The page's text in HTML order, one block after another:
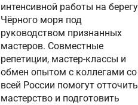
интенсивной работы на берегу
Чёрного моря под
руководством признанных
мастеров. Совместные
репетиции, мастер-классы и
обмен опытом с коллегами со
всей России помогут отточить
мастерство и подготовить